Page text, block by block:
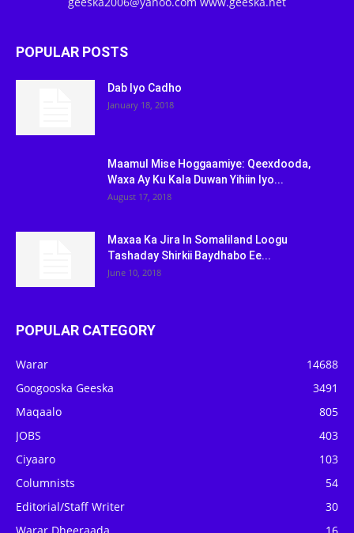
POPULAR POSTS
Dab Iyo Cadho
January 18, 2018
Maamul Mise Hoggaamiye: Qeexdooda,
Waxa Ay Ku Kala Duwan Yihiin Iyo...
August 17, 2018
Maxaa Ka Jira In Somaliland Loogu
Tashaday Shirkii Baydhabo Ee...
June 10, 2018
POPULAR CATEGORY
Warar
14688
Googooska Geeska
3491
Maqaalo
805
JOBS
403
Ciyaaro
103
Columnists
54
Editorial/Staff Writer
30